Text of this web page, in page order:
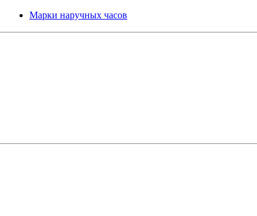
Марки наручных часов